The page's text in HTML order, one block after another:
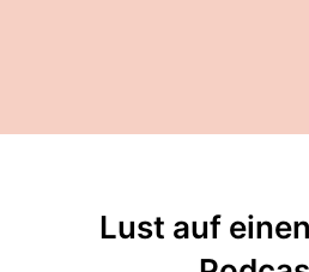
Lust auf